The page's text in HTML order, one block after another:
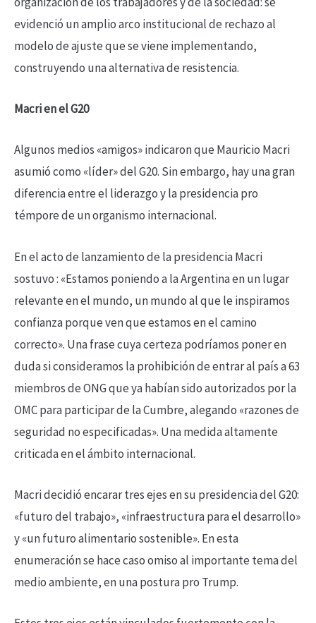
evidenció un amplio arco institucional de rechazo al
modelo de ajuste que se viene implementando,
construyendo una alternativa de resistencia.
Macri en el G20
Algunos medios «amigos» indicaron que Mauricio Macri
asumió como «líder» del G20. Sin embargo, hay una gran
diferencia entre el liderazgo y la presidencia pro
témpore de un organismo internacional.
En el acto de lanzamiento de la presidencia Macri
sostuvo : «Estamos poniendo a la Argentina en un lugar
relevante en el mundo, un mundo al que le inspiramos
confianza porque ven que estamos en el camino
correcto». Una frase cuya certeza podríamos poner en
duda si consideramos la prohibición de entrar al país a 63
miembros de ONG que ya habían sido autorizados por la
OMC para participar de la Cumbre, alegando «razones de
seguridad no especificadas». Una medida altamente
criticada en el ámbito internacional.
Macri decidió encarar tres ejes en su presidencia del G20:
«futuro del trabajo», «infraestructura para el desarrollo»
y «un futuro alimentario sostenible». En esta
enumeración se hace caso omiso al importante tema del
medio ambiente, en una postura pro Trump.